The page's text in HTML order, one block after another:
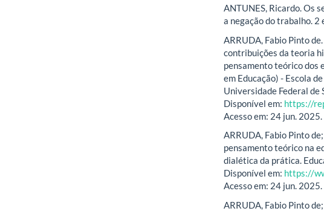
ANTUNES, Ricardo. Os
a negação do trabalho. 2
ARRUDA, Fabio Pinto
contribuições da teoria
pensamento teórico dos
em Educação) - Escola
Universidade Federal de
Disponível em: https://
Acesso em: 24 jun. 2025.
ARRUDA, Fabio Pinto
pensamento teórico na
dialética da prática.
Disponível em: https://
Acesso em: 24 jun. 2025.
ARRUDA, Fabio Pinto